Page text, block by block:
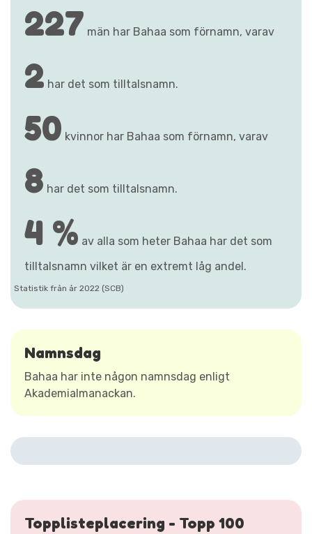
227 män har Bahaa som förnamn, varav
2 har det som tilltalsnamn.
50 kvinnor har Bahaa som förnamn, varav
8 har det som tilltalsnamn.
4 % av alla som heter Bahaa har det som
tilltalsnamn vilket är en extremt låg andel.
Statistik från år 2022 (SCB)
Namnsdag
Bahaa har inte någon namnsdag enligt
Akademialmanackan.
Topplisteplacering - Topp 100